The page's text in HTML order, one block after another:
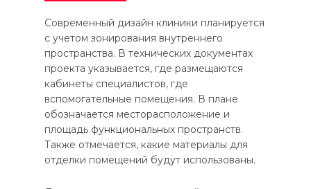
Современный дизайн клиники планируется
с учетом зонирования внутреннего
пространства. В технических документах
проекта указывается, где размещаются
кабинеты специалистов, где
вспомогательные помещения. В плане
обозначается месторасположение и
площадь функциональных пространств.
Также отмечается, какие материалы для
отделки помещений будут использованы.